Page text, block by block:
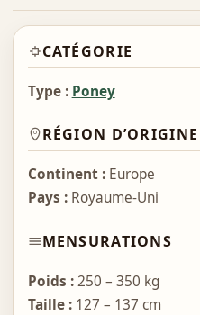
CATÉGORIE
Type : Poney
RÉGION D’ORIGINE
Continent :Europe
Pays :Royaume-Uni
MENSURATIONS
Poids :250 – 350 kg
Taille :127 – 137 cm